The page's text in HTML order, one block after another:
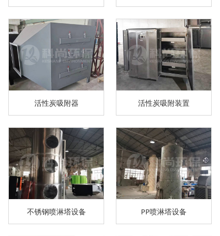
活性炭吸附器 活性炭吸附装置
不锈钢喷淋塔设备 PP喷淋塔设备